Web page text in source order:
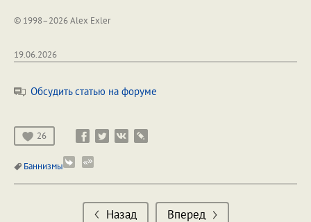
© 1998–2026 Alex Exler
19.06.2026
Обсудить статью на форуме
26
Баннизмы
Назад Вперед